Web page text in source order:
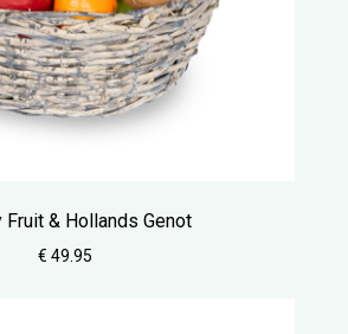
Fruit & Hollands Genot
€ 49.95